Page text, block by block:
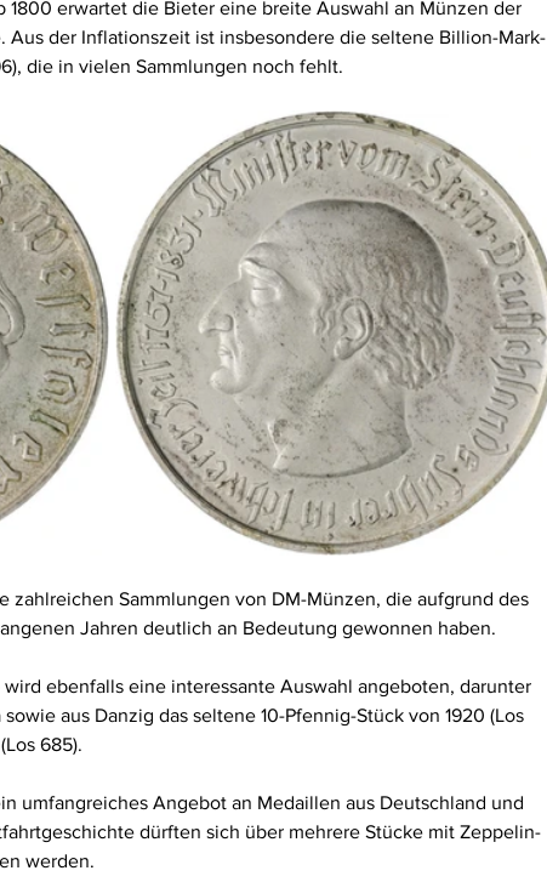
1800 erwartet die Bieter eine breite Auswahl an Münzen der
Aus der Inflationszeit ist insbesondere die seltene Billion-Mark-
die in vielen Sammlungen noch fehlt.
zahlreichen Sammlungen von DM-Münzen, die aufgrund des
Jahren deutlich an Bedeutung gewonnen haben.
ebenfalls eine interessante Auswahl angeboten, darunter
aus Danzig das seltene 10-Pfennig-Stück von 1920 (Los
685).
umfangreiches Angebot an Medaillen aus Deutschland und
dürften sich über mehrere Stücke mit Zeppelin-
werden.